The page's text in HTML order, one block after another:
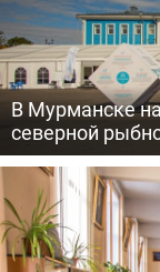
В Мурманске
северной